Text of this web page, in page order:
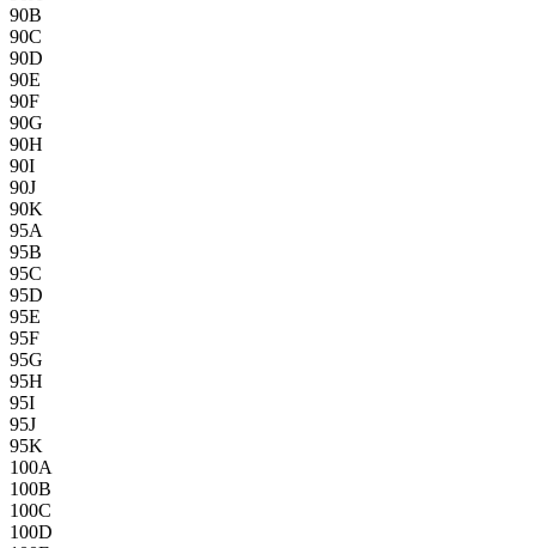
90B
90C
90D
90E
90F
90G
90H
90I
90J
90K
95A
95B
95C
95D
95E
95F
95G
95H
95I
95J
95K
100A
100B
100C
100D